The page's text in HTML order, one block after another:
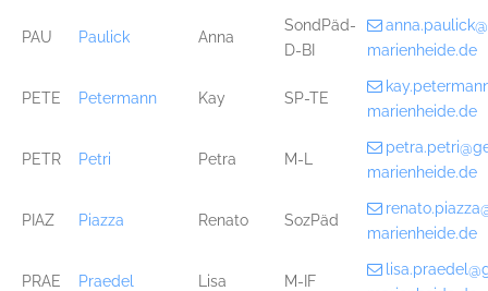
PAU Paulick Anna
SondPäd-
D-BI
marienheide.de
PETE Petermann Kay SP-TE
marienheide.de
PETR Petri Petra M-L
marienheide.de
PIAZ Piazza Renato SozPäd
marienheide.de
PRAE Praedel Lisa M-IF